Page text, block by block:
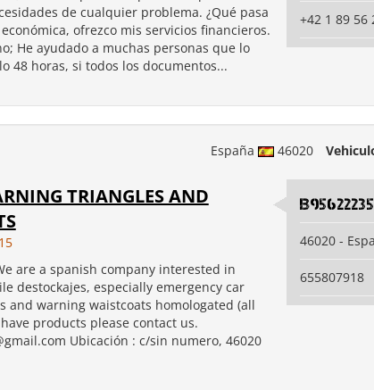
de cualquier problema. ¿Qué pasa
ofrezco mis servicios financieros.
He ayudado a muchas personas que lo
48 horas, si todos los documentos...
+42 1 89 56
España 46020
TRIANGLES AND
are a spanish company interested in
destockajes, especially emergency car
and warning waistcoats homologated (all
products please contact us.
Ubicación : c/sin numero, 46020
46020 -
655807918